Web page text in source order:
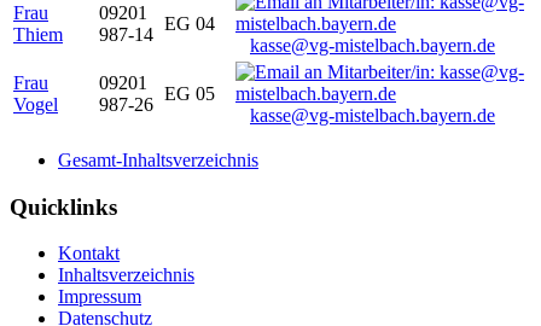
Frau
Thiem
09201
987-14
EG 04
kasse@vg-mistelbach.bayern.de
Frau
Vogel
09201
987-26
EG 05
kasse@vg-mistelbach.bayern.de
Gesamt-Inhaltsverzeichnis
Quicklinks
Kontakt
Inhaltsverzeichnis
Impressum
Datenschutz